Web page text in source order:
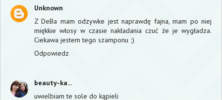
Unknown
Z DeBa mam odzywke jest naprawdę fajna, mam po niej
miękkie włosy w czasie nakładania czuć że je wygładza.
Ciekawa jestem tego szamponu ;)
Odpowiedz
beauty-ka...
uwielbiam te sole do kąpieli